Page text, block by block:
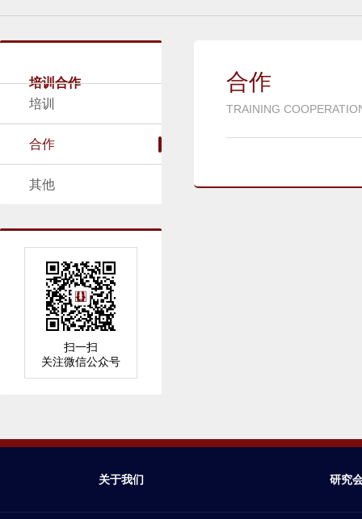
培训合作
培训
合作
其他
扫一扫
关注微信公众号
合作
TRAINING
关于我们 研究